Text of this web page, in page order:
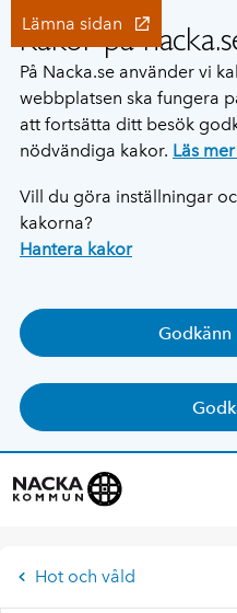
Lämna sidan
Kakor på
På Nacka.se använder vi
webbplatsen ska fungera
att fortsätta ditt besök
nödvändiga kakor. Läs
Vill du göra inställningar
kakorna?
Hantera kakor
Godkänn
Hot och våld